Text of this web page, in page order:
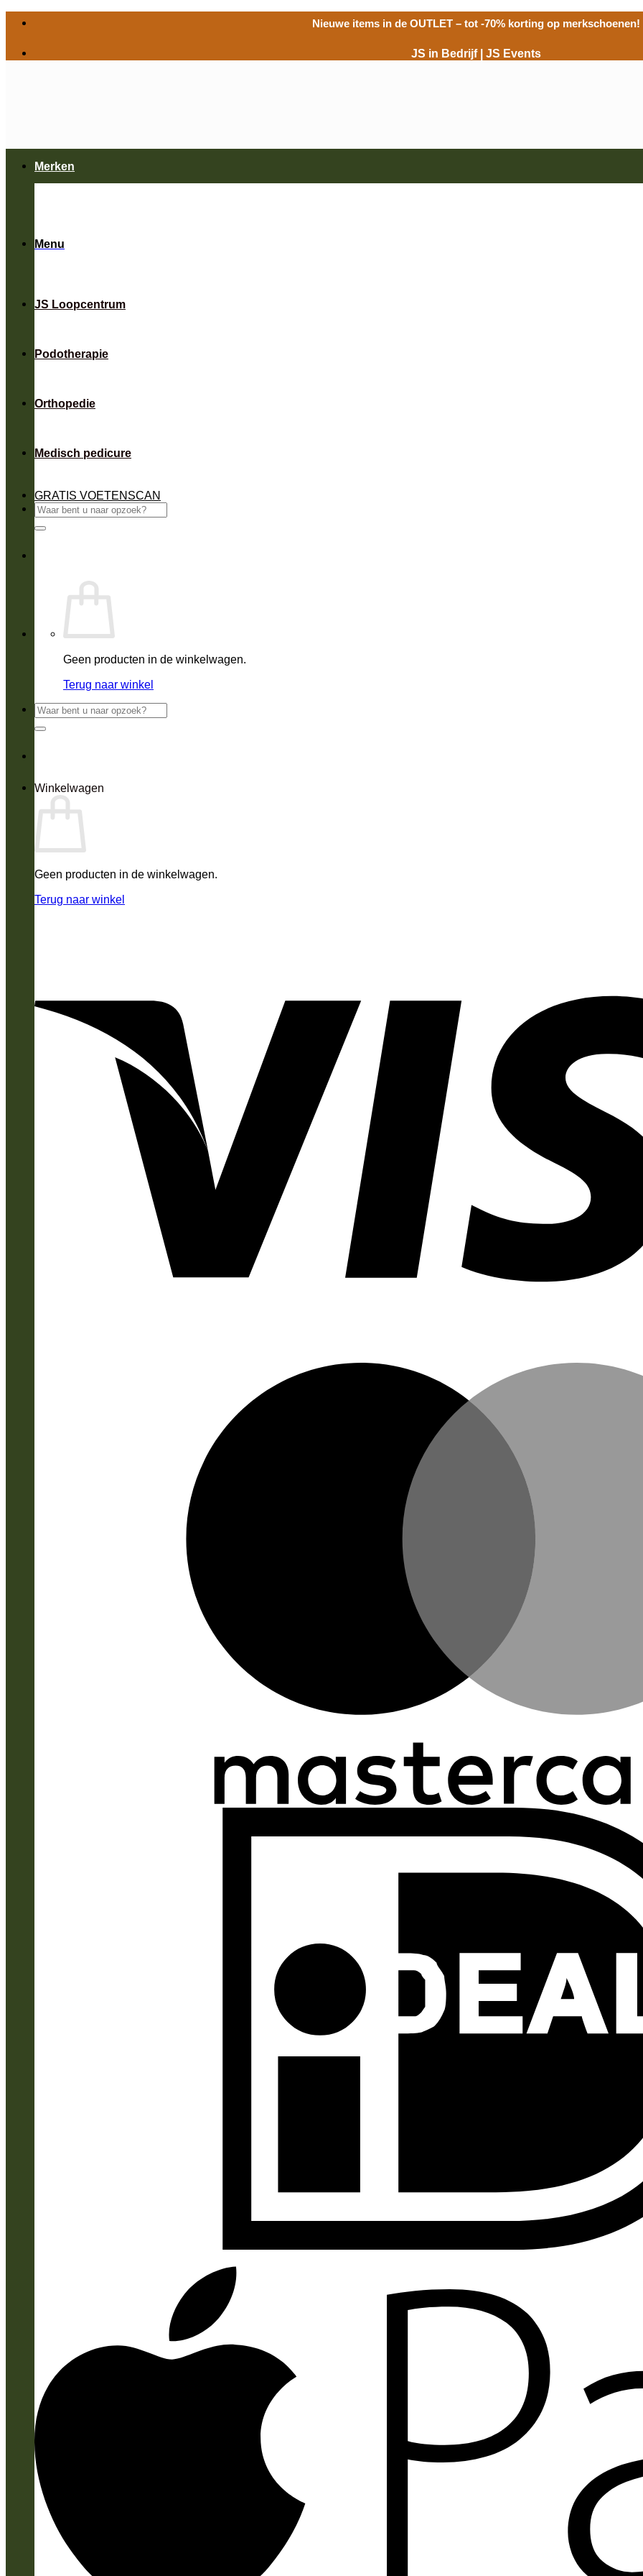
Nieuwe items in de OUTLET– tot -70% korting op merkschoenen!
JS in Bedrijf JS Events
Menu
JS Loopcentrum
Podotherapie
Orthopedie
Medisch pedicure
GRATIS VOETENSCAN
Zoeken
naar:
Geen producten in de winkelwagen.
Terug naar winkel
Zoeken
Winkelwagen
Geen producten in de winkelwagen.
Terug naar winkel
Merken